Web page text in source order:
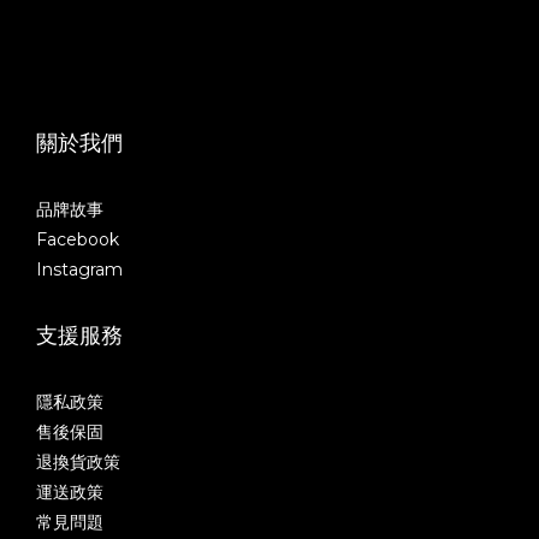
關於我們
品牌故事
Facebook
Instagram
支援服務
隱私政策
售後保固
退換貨政策
運送政策
常見問題